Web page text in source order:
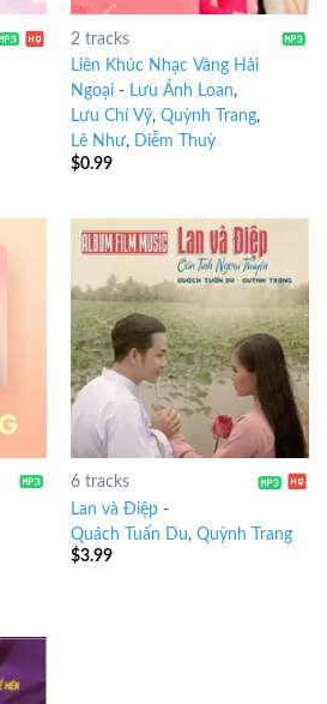
2 tracks
Liên Khúc Nhạc Vàng Hải
Ngoại- Lưu Ánh Loan,
Lưu Chí Vỹ, Quỳnh Trang,
Lê Như, Diễm Thuỳ
$0.99
6 tracks
Lan và Điệp-
Quách Tuấn Du, Quỳnh Trang
$3.99